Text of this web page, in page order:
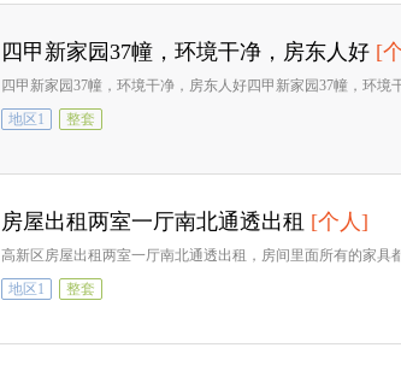
四甲新家园37幢，环境干净，房东人好 [
四甲新家园37幢，环境干净，房东人好四甲新家园37幢，环境
地区1
整套
房屋出租两室一厅南北通透出租 [个人]
高新区房屋出租两室一厅南北通透出租，房间里面所有的家具
地区1
整套